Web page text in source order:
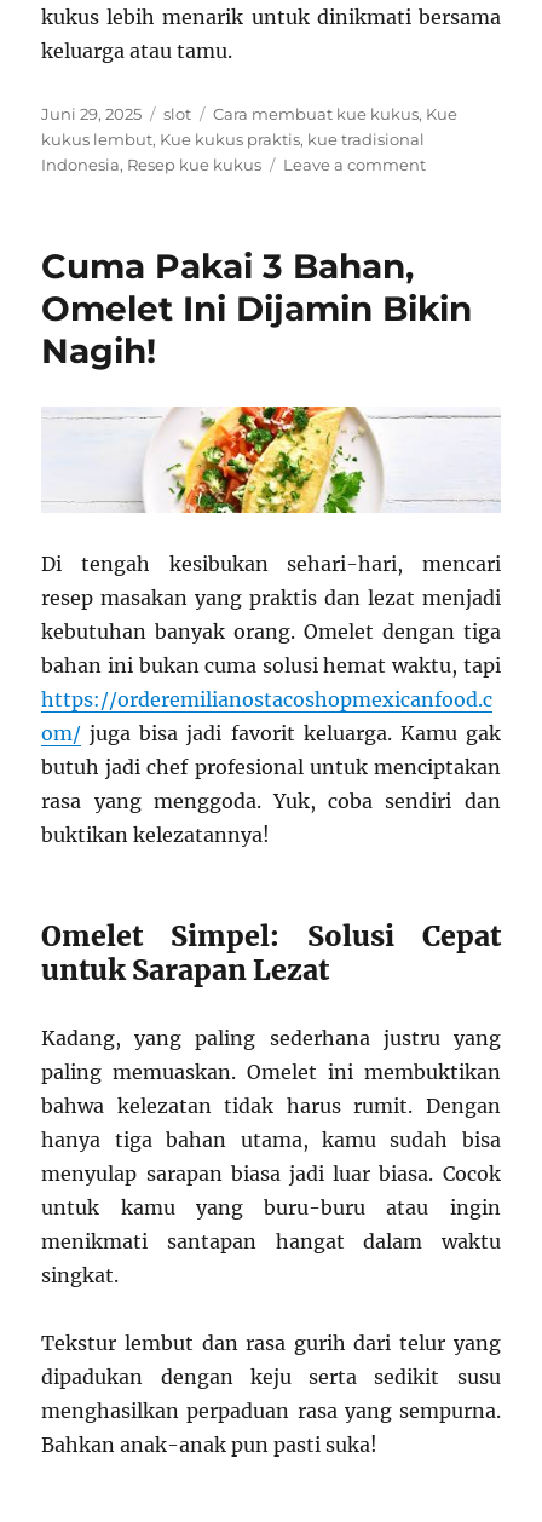
kukus lebih menarik untuk dinikmati bersama
keluarga atau tamu.
Posted
on
Juni 29, 2025 Categories
slot Tags
Cara membuat kue kukus, Kue
kukus lembut, Kue kukus praktis, kue tradisional
Indonesia, Resep kue kukus Leave a commenton
Praktis
dan
Cuma Pakai 3 Bahan,
Omelet Ini Dijamin Bikin
Nagih!
Di tengah kesibukan sehari-hari, mencari
resep masakan yang praktis dan lezat menjadi
kebutuhan banyak orang. Omelet dengan tiga
bahan ini bukan cuma solusi hemat waktu, tapi
https://orderemilianostacoshopmexicanfood.c
om/ juga bisa jadi favorit keluarga. Kamu gak
butuh jadi chef profesional untuk menciptakan
rasa yang menggoda. Yuk, coba sendiri dan
buktikan kelezatannya!
Omelet Simpel: Solusi Cepat
untuk Sarapan Lezat
Kadang, yang paling sederhana justru yang
paling memuaskan. Omelet ini membuktikan
bahwa kelezatan tidak harus rumit. Dengan
hanya tiga bahan utama, kamu sudah bisa
menyulap sarapan biasa jadi luar biasa. Cocok
untuk kamu yang buru-buru atau ingin
menikmati santapan hangat dalam waktu
singkat.
Tekstur lembut dan rasa gurih dari telur yang
dipadukan dengan keju serta sedikit susu
menghasilkan perpaduan rasa yang sempurna.
Bahkan anak-anak pun pasti suka!